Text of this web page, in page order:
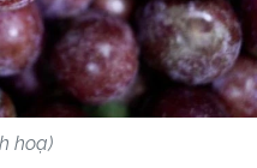
hoạ)